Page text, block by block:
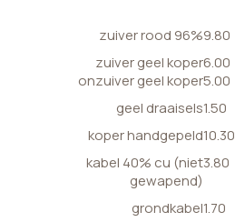
zuiver rood 96%9.80
zuiver geel koper
onzuiver geel koper
6.00
5.00
geel draaisels1.50
koper handgepeld10.30
kabel 40% cu (niet
gewapend)
3.80
grondkabel1.70